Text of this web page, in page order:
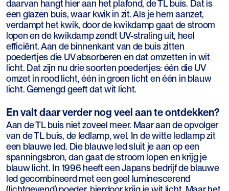
daarvan hangt hier aan het plafond, de TL buis. Dat is
een glazen buis, waar kwik in zit. Als je hem aanzet,
verdampt het kwik, door de kwikdamp gaat de stroom
lopen en de kwikdamp zendt UV-straling uit, heel
efficiënt. Aan de binnenkant van de buis zitten
poedertjes die UV absorberen en dat omzetten in wit
licht. Dat zijn nu drie soorten poedertjes: één die UV
omzet in rood licht, één in groen licht en één in blauw
licht. Gemengd geeft dat wit licht.
En valt daar verder nog veel aan te ontdekken?
Aan de TL buis niet zoveel meer. Maar aan de opvolger
van de TL buis, de ledlamp, wel. In de witte ledlamp zit
een blauwe led. Die blauwe led sluit je aan op een
spanningsbron, dan gaat de stroom lopen en krijg je
blauw licht. In 1996 heeft een Japans bedrijf de blauwe
led gecombineerd met een geel luminescerend